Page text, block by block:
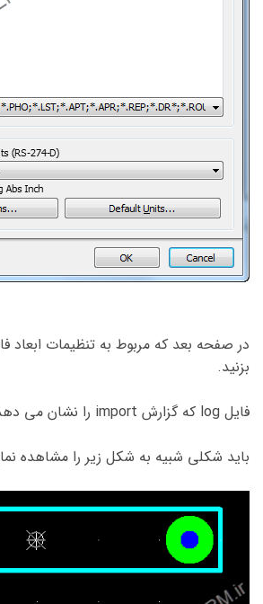
بزنید.
فایل log که گزارش import را نشان می دهد، ببندید.
باید شکلی شبیه به شکل زیر را مشاهده